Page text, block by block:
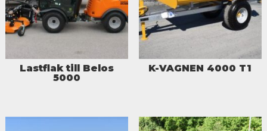
Lastflak till Belos
5000
K-VAGNEN 4000 T1